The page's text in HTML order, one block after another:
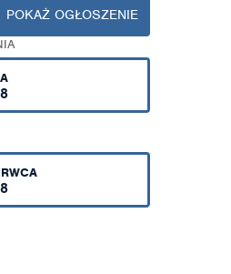
POKAŻ OGŁOSZENIE